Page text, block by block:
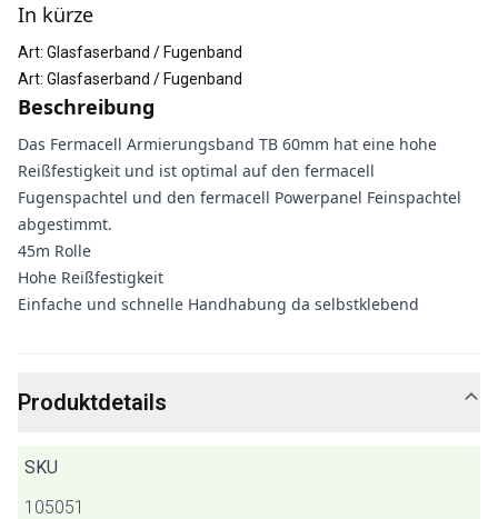
In kürze
Art: Glasfaserband / Fugenband
Art: Glasfaserband / Fugenband
Beschreibung
Das Fermacell Armierungsband TB 60mm hat eine hohe
Reißfestigkeit und ist optimal auf den fermacell
Fugenspachtel und den fermacell Powerpanel Feinspachtel
abgestimmt.
45m Rolle
Hohe Reißfestigkeit
Einfache und schnelle Handhabung da selbstklebend
Produktdetails
SKU
105051